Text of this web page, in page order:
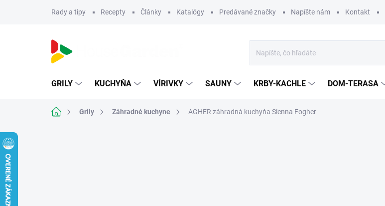
Rady a tipy Recepty Články Katalógy Predávané značky Napíšte nám Kontakt
GRILY KUCHYŇA VÍRIVKY SAUNY KRBY-KACHLE DOM-TERASA
DomovGrily Záhradné kuchyne AGHER záhradná kuchyňa Sienna Fogher